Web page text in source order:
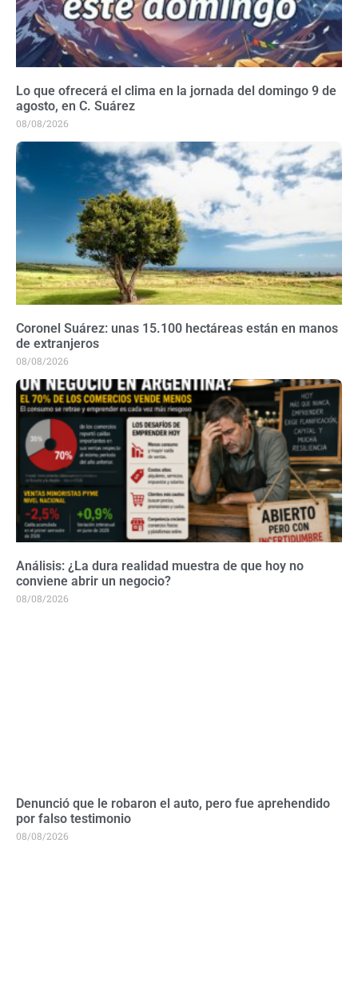
Lo que ofrecerá el clima en la jornada del domingo 9 de
agosto, en C. Suárez
08/08/2026
Coronel Suárez: unas 15.100 hectáreas están en manos
de extranjeros
08/08/2026
Análisis: ¿La dura realidad muestra de que hoy no
conviene abrir un negocio?
08/08/2026
Denunció que le robaron el auto, pero fue aprehendido
por falso testimonio
08/08/2026